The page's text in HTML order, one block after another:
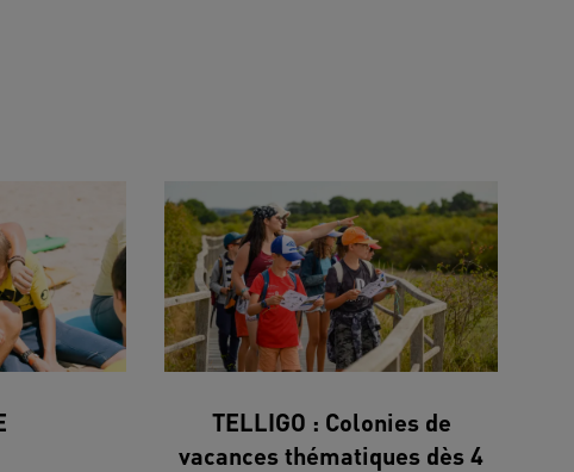
TELLIGO : Colonies de
vacances thématiques dès 4